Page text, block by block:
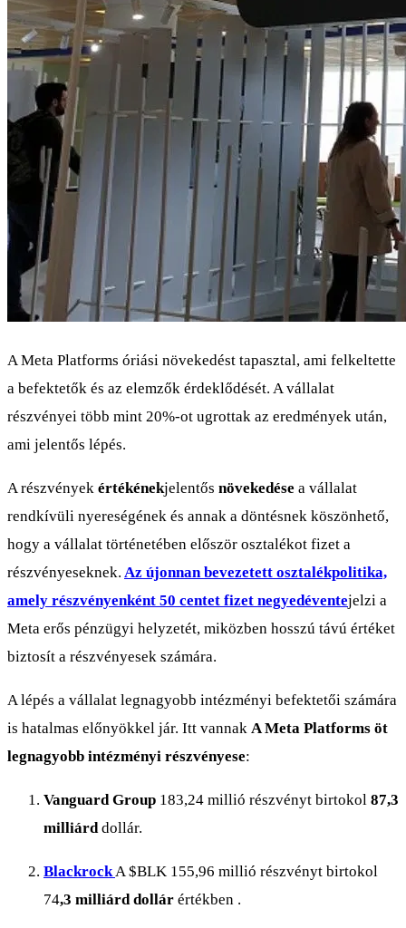
A Meta Platforms óriási növekedést tapasztal, ami felkeltette
a befektetők és az elemzők érdeklődését. A vállalat
részvényei több mint 20%-ot ugrottak az eredmények után,
ami jelentős lépés.
A részvények értékénekjelentős növekedése a vállalat
rendkívüli nyereségének és annak a döntésnek köszönhető,
hogy a vállalat történetében először osztalékot fizet a
részvényeseknek. Az újonnan bevezetett osztalékpolitika,
amely részvényenként 50 centet fizet negyedéventejelzi a
Meta erős pénzügyi helyzetét, miközben hosszú távú értéket
biztosít a részvényesek számára.
A lépés a vállalat legnagyobb intézményi befektetői számára
is hatalmas előnyökkel jár. Itt vannak A Meta Platforms öt
legnagyobb intézményi részvényese:
Vanguard Group 183,24 millió részvényt birtokol 87,3
milliárddollár.
BlackrockA$BLK 155,96 millió részvényt birtokol
74,3 milliárd dollár értékben .